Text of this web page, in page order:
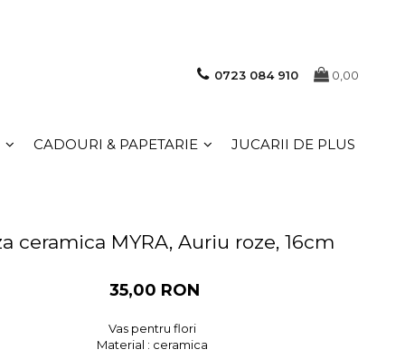
0723 084 910 0,00
CADOURI & PAPETARIE JUCARII DE PLUS
ceramica MYRA, Auriu roze, 16cm
35,00 RON
Vas pentru flori
Material : ceramica